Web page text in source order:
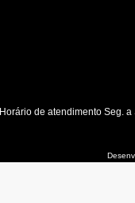
Horário de atendimento Seg.